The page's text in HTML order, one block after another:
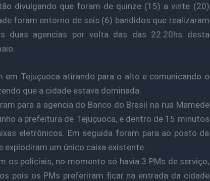
divulgando que foram de quinze (15) a vinte (20)
foram entorno de seis (6) bandidos que realizaram
duas agencias por volta das das 22:20hs desta
em Tejuçuoca atirando para o alto e comunicando o
que a cidade estava dominada.
para a agencia do Banco do Brasil na rua Mamede
a prefeitura de Tejuçuoca, e dentro de 15 minutos
eletrônicos. Em seguida foram para ao posto da
explodiram um único caixa existente.
os policiais, no momento só havia 3 PMs de serviço,
pois os PMs preferiram ficar na entrada da cidade